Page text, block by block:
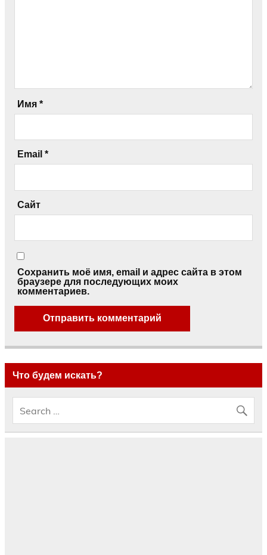
Имя *
Email *
Сайт
Сохранить моё имя, email и адрес сайта в этом
браузере для последующих моих
комментариев.
Что будем искать?